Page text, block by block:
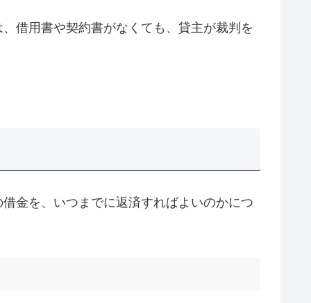
借用書や契約書がなくても、貸主が裁判を
金を、いつまでに返済すればよいのかにつ